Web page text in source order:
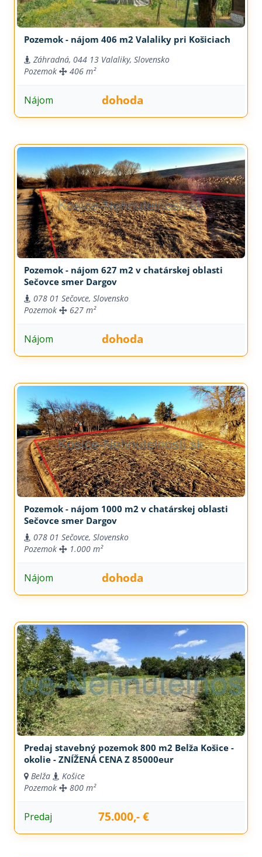
Pozemok - nájom 406 m2 Valaliky pri Košiciach
Záhradná, 044 13 Valaliky, Slovensko
Pozemok
406 m²
Nájom dohoda
Pozemok - nájom 627 m2 v chatárskej oblasti
Sečovce smer Dargov
078 01 Sečovce, Slovensko
Pozemok
627 m²
Nájom dohoda
Pozemok - nájom 1000 m2 v chatárskej oblasti
Sečovce smer Dargov
078 01 Sečovce, Slovensko
Pozemok
1.000 m²
Nájom dohoda
Predaj stavebný pozemok 800 m2 Belža Košice -
okolie - ZNÍŽENÁ CENA Z 85000eur
Belža
Košice
Pozemok
800 m²
Predaj 75.000,- €